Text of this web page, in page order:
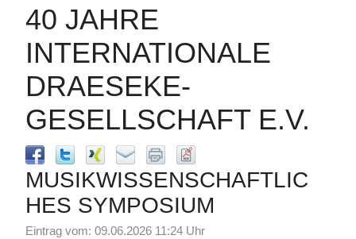
40 JAHRE
INTERNATIONALE
DRAESEKE-
GESELLSCHAFT E.V.
MUSIKWISSENSCHAFTLIC
HES SYMPOSIUM
Eintrag vom: 09.06.2026 11:24 Uhr